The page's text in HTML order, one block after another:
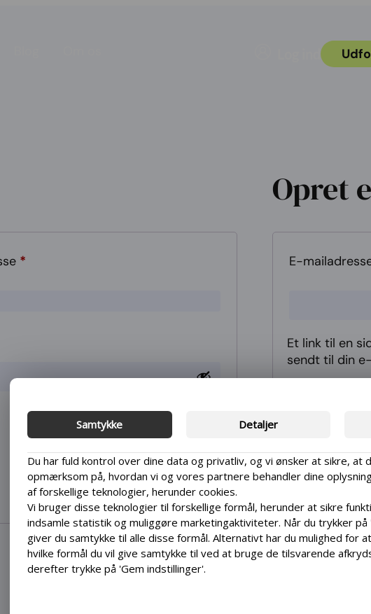
*
Opret
E-
Et link til en
sendt til din
Dine
din konto og
Opret en
Samtykke Detaljer
Du har fuld kontrol over dine data og privatliv, og vi ønsker at sikre, at
opmærksom på, hvordan vi og vores partnere behandler dine
af forskellige teknologier, herunder cookies.
Vi bruger disse teknologier til forskellige formål, herunder at sikre
indsamle statistik og muliggøre marketingaktiviteter. Når du trykker på
giver du samtykke til alle disse formål. Alternativt har du mulighed for
hvilke formål du vil give samtykke til ved at bruge de tilsvarende
derefter trykke på 'Gem indstillinger'.